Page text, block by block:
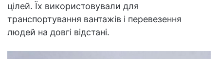
цілей. Їх використовували для
транспортування вантажів і перевезення
людей на довгі відстані.